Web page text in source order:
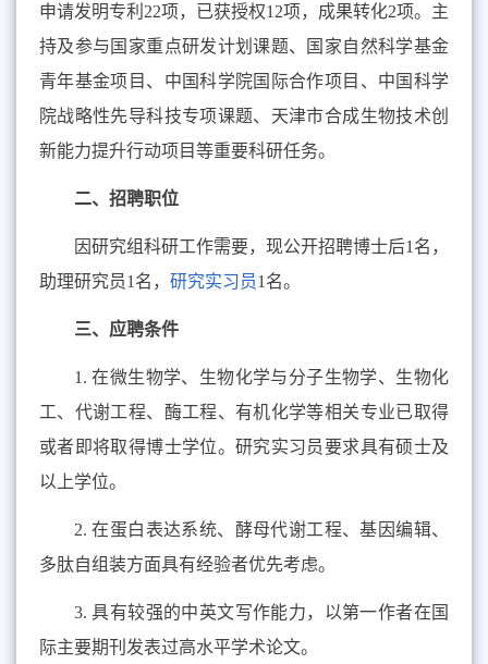
申请发明专利 22项，已获授权12项，成果转化2项。主
持及参与国家重点研发计划课题、国家自然科学基金
青年基金项目、中国科学院国际合作项目、中国科学
院战略性先导科技专项课题、天津市合成生物技术创
新能力提升行动项目等重要科研任务。
二、招聘职位
因研究组科研工作需要，现公开招聘博士后1 名，
助理研究员1 名， 研究实习员1 名。
三、应聘条件
1.在微生物学、生物化学与分子生物学、生物化
工、代谢工程、酶工程、有机化学等相关专业已取得
或者即将取得博士学位。研究实习员要求具有硕士及
以上学位。
2.在蛋白表达系统、酵母代谢工程、基因编辑、
多肽自组装方面具有经验者优先考虑。
3.具有较强的中英文写作能力，以第一作者在国
际主要期刊发表过高水平学术论文。